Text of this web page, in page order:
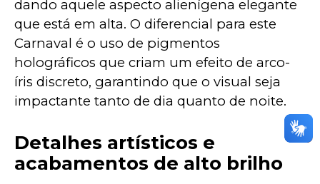
dando aquele aspecto alienígena elegante
que está em alta. O diferencial para este
Carnaval é o uso de pigmentos
holográficos que criam um efeito de arco-
íris discreto, garantindo que o visual seja
impactante tanto de dia quanto de noite.
Detalhes artísticos e
acabamentos de alto brilho